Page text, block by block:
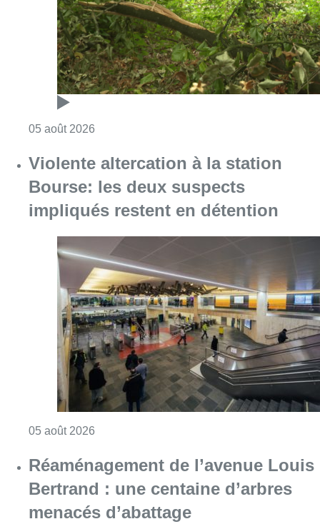
05 août 2026
Violente altercation à la station
Bourse: les deux suspects
impliqués restent en détention
05 août 2026
Réaménagement de l’avenue Louis
Bertrand : une centaine d’arbres
menacés d’abattage